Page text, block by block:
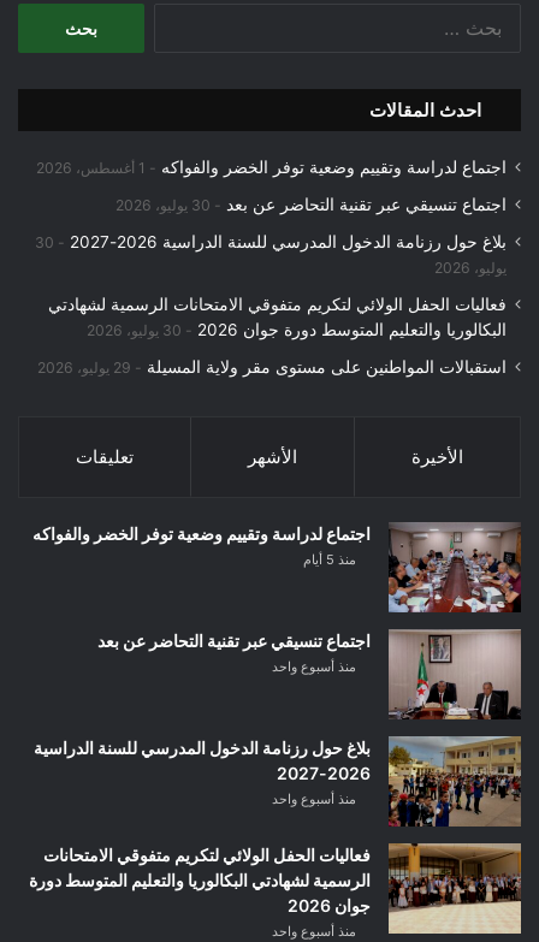
احدث المقالات
اجتماع لدراسة وتقييم وضعية توفر الخضر والفواكه 1 أغسطس، 2026
اجتماع تنسيقي عبر تقنية التحاضر عن بعد 30 يوليو، 2026
بلاغ حول رزنامة الدخول المدرسي للسنة الدراسية 2026-2027
30
يوليو، 2026
فعاليات الحفل الولائي لتكريم متفوقي الامتحانات الرسمية لشهادتي
البكالوريا والتعليم المتوسط دورة جوان 2026
30 يوليو، 2026
استقبالات المواطنين على مستوى مقر ولاية المسيلة 29 يوليو، 2026
الأخيرة الأشهر تعليقات
اجتماع لدراسة وتقييم وضعية توفر الخضر والفواكه
منذ 5 أيام
اجتماع تنسيقي عبر تقنية التحاضر عن بعد
منذ أسبوع واحد
بلاغ حول رزنامة الدخول المدرسي للسنة الدراسية
2026-2027
منذ أسبوع واحد
فعاليات الحفل الولائي لتكريم متفوقي الامتحانات
الرسمية لشهادتي البكالوريا والتعليم المتوسط دورة
جوان 2026
منذ أسبوع واحد